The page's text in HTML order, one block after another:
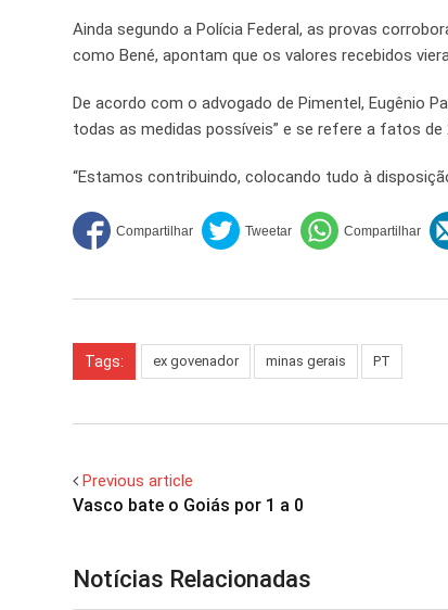
Ainda segundo a Polícia Federal, as provas
como Bené, apontam que os valores recebidos
De acordo com o advogado de Pimentel, Eugênio
todas as medidas possíveis” e se refere a fatos de
“Estamos contribuindo, colocando tudo à
Tags: ex govenador minas gerais PT
Previous article
Vasco bate o Goiás por 1 a 0
Notícias Relacionadas